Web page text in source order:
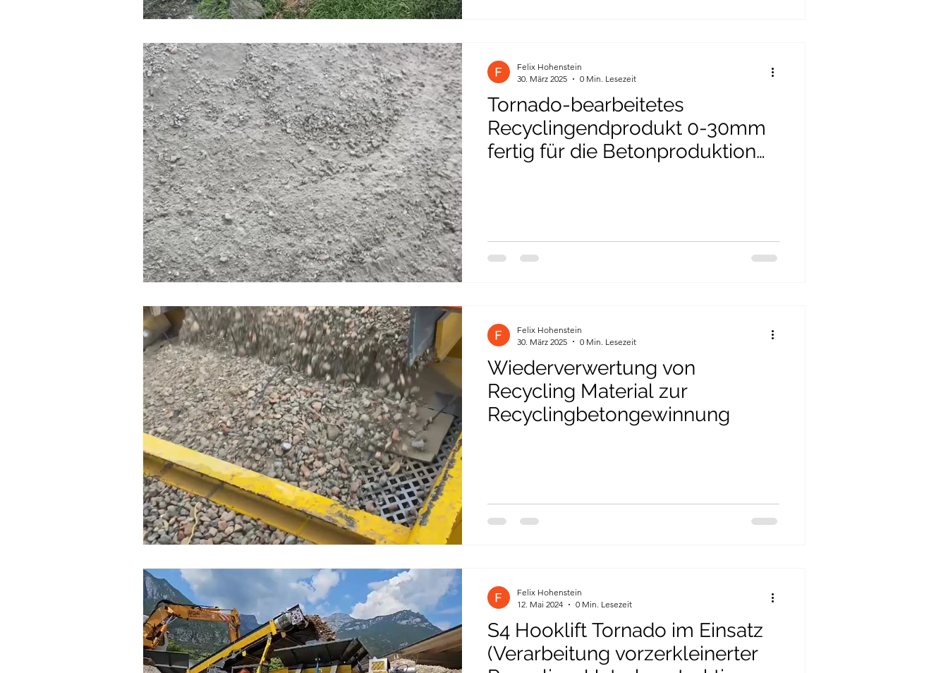
Tornado-bearbeitetes
Recyclingendprodukt 0-30mm
fertig für die Betonproduktion
Felix Hohenstein
30. März 2025
0 Min. Lesezeit
Wiederverwertung von
Recycling Material zur
Recyclingbetongewinnung
Felix Hohenstein
30. März 2025
0 Min. Lesezeit
S4 Hooklift Tornado im Einsatz
(Verarbeitung vorzerkleinerter
Felix Hohenstein
12. Mai 2024
0 Min. Lesezeit